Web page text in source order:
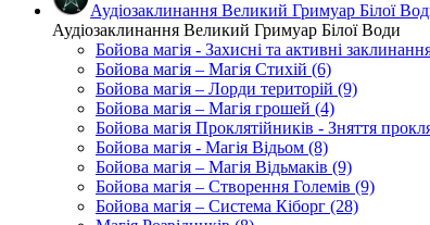
Аудіозаклинання Великий Гримуар Білої
Аудіозаклинання Великий Гримуар Білої Води
Бойова магія - Захисні та активні
Бойова магія – Магія Стихій (6)
Бойова магія – Лорди територій (9)
Бойова магія – Магія грошей (4)
Бойова магія Проклятійників - Зняття
Бойова магія - Магія Відьом (8)
Бойова магія – Магія Відьмаків (9)
Бойова магія – Створення Големів (9)
Бойова магія – Система Кіборг (28)